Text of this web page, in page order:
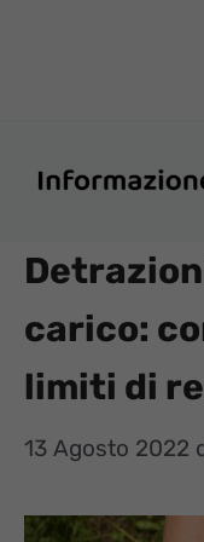
carico:
limiti di
13 Agosto 2022